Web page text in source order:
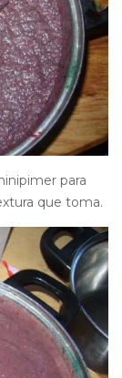
para
que toma.